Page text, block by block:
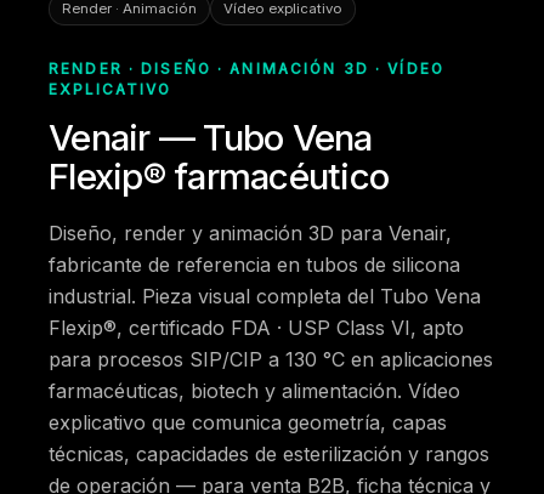
Render · Animación
Vídeo explicativo
RENDER · DISEÑO · ANIMACIÓN 3D · VÍDEO
EXPLICATIVO
Venair — Tubo Vena
Flexip® farmacéutico
Diseño, render y animación 3D para Venair,
fabricante de referencia en tubos de silicona
industrial. Pieza visual completa del Tubo Vena
Flexip®, certificado FDA · USP Class VI, apto
para procesos SIP/CIP a 130 °C en aplicaciones
farmacéuticas, biotech y alimentación. Vídeo
explicativo que comunica geometría, capas
técnicas, capacidades de esterilización y rangos
de operación — para venta B2B, ficha técnica y